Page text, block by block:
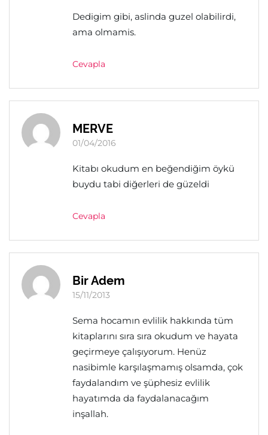
Dedigim gibi, aslinda guzel olabilirdi,
ama olmamis.
Cevapla
MERVE
01/04/2016
Kitabı okudum en beğendiğim öykü
buydu tabi diğerleri de güzeldi
Cevapla
Bir Adem
15/11/2013
Sema hocamın evlilik hakkında tüm
kitaplarını sıra sıra okudum ve hayata
geçirmeye çalışıyorum. Henüz
nasibimle karşılaşmamış olsamda, çok
faydalandım ve şüphesiz evlilik
hayatımda da faydalanacağım
inşallah.